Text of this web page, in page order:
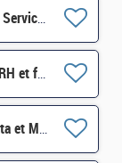
IDIV CN/AP - Adjoint(e) au responsable du Service des impôts des entreprises (SIE) de Mont de Marsan H/F
IDIV CN / AP - Responsable de la Division RH et formation professionnelle H/F
IFiP/ ATT – Rédacteur chargé(e) d'appui data et MOA des outils de gouvernance au sein DSNum H/F